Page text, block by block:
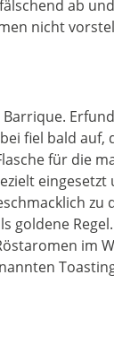
ab
nicht
fiel bald auf,
für die
goldene Regel.
im